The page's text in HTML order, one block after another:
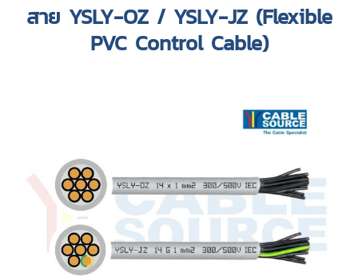
สาย YSLY-OZ / YSLY-JZ (Flexible
PVC Control Cable)